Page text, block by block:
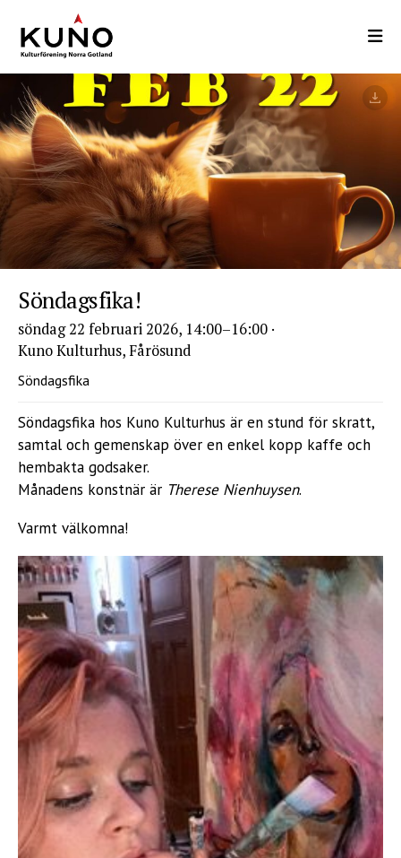
till
huvudinnehåll
Söndagsfika!
söndag 22 februari 2026, 14:00–16:00 ·
Kuno Kulturhus, Fårösund
Söndagsfika
Söndagsfika hos Kuno Kulturhus är en stund för skratt,
samtal och gemenskap över en enkel kopp kaffe och
hembakta godsaker.
Månadens konstnär är Therese Nienhuysen.
Varmt välkomna!